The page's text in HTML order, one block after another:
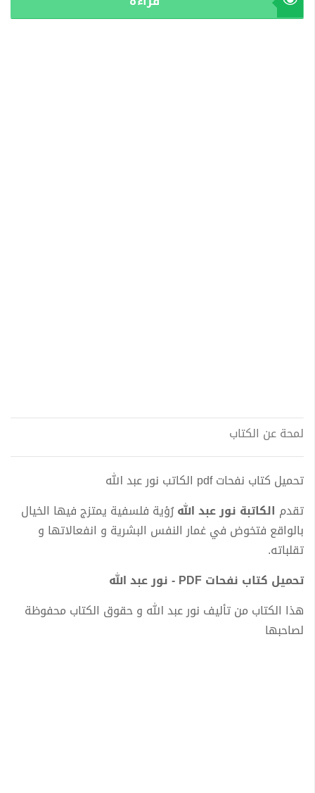
لمحة عن الكتاب
تحميل كتاب نفحات pdf الكاتب نور عبد الله
تقدم الكاتبة نور عبد اللهرُؤية فلسفية يمتزج فيها الخيال
بالواقع فتخوض في غمار النفس البشرية و انفعالاتها و
تقلباته.
تحميل كتاب نفحات PDF - نور عبد الله
هذا الكتاب من تأليف نور عبد الله و حقوق الكتاب محفوظة
لصاحبها